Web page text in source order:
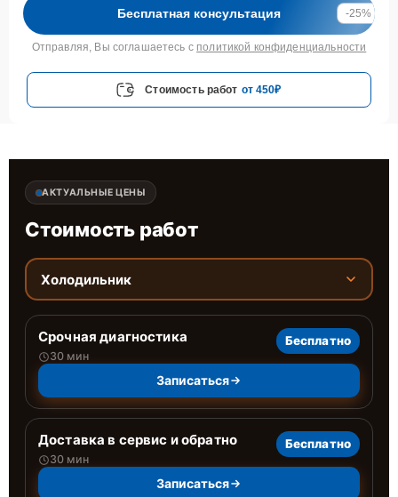
Бесплатная консультация -25%
Отправляя, Вы соглашаетесь с политикой конфиденциальности
Стоимость работ от 450₽
АКТУАЛЬНЫЕ ЦЕНЫ
Стоимость работ
Холодильник
Срочная диагностика
30 мин
Бесплатно
Записаться
Доставка в сервис и обратно
30 мин
Бесплатно
Записаться